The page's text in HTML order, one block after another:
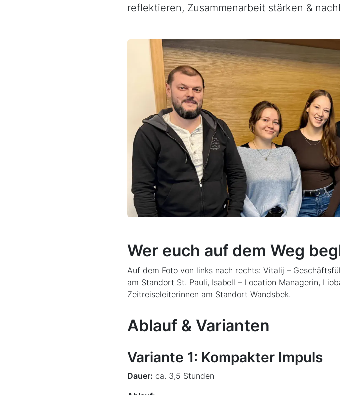
reflektieren, Zusammenarbeit stärken &
Wer euch auf dem Weg
Auf dem Foto von links nach rechts: Vitalij –
am Standort St. Pauli, Isabell – Location Managerin,
Zeitreiseleiterinnen am Standort Wandsbek.
Ablauf & Varianten
Variante 1: Kompakter Impuls
Dauer: ca. 3,5 Stunden